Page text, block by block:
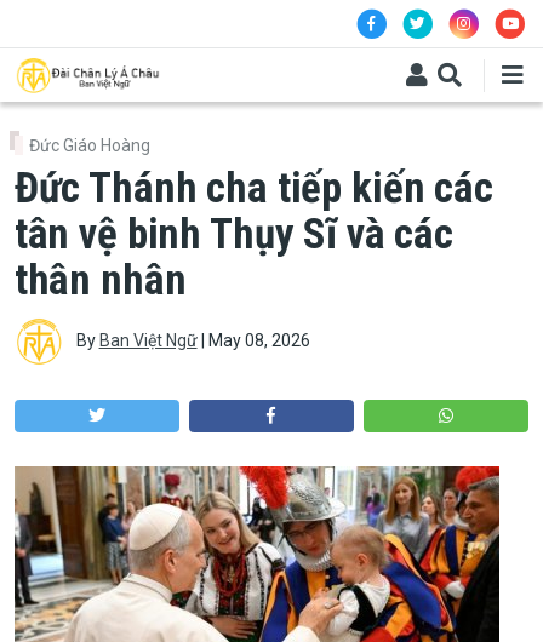
Đức Giáo Hoàng
Đức Thánh cha tiếp kiến các
tân vệ binh Thụy Sĩ và các
thân nhân
By Ban Việt Ngữ| May 08, 2026